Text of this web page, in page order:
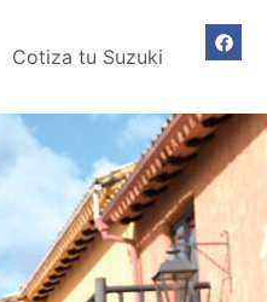
Cotiza tu Suzuki